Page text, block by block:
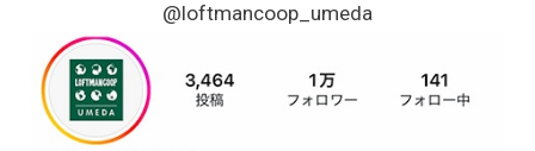
@loftmancoop_umeda